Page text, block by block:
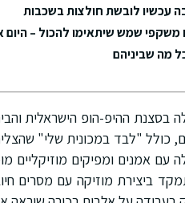
עכשיו לובשת חולצות בשכבות
משקפי שמש שיתאימו להכול –
מה שביניהם
בסצנת ההיפ-הופ הישראלית
כולל "לבד במכונית שלי"
עם אמנים ומפיקים מוזיקליים
ביצירת מוזיקה עם מסרים